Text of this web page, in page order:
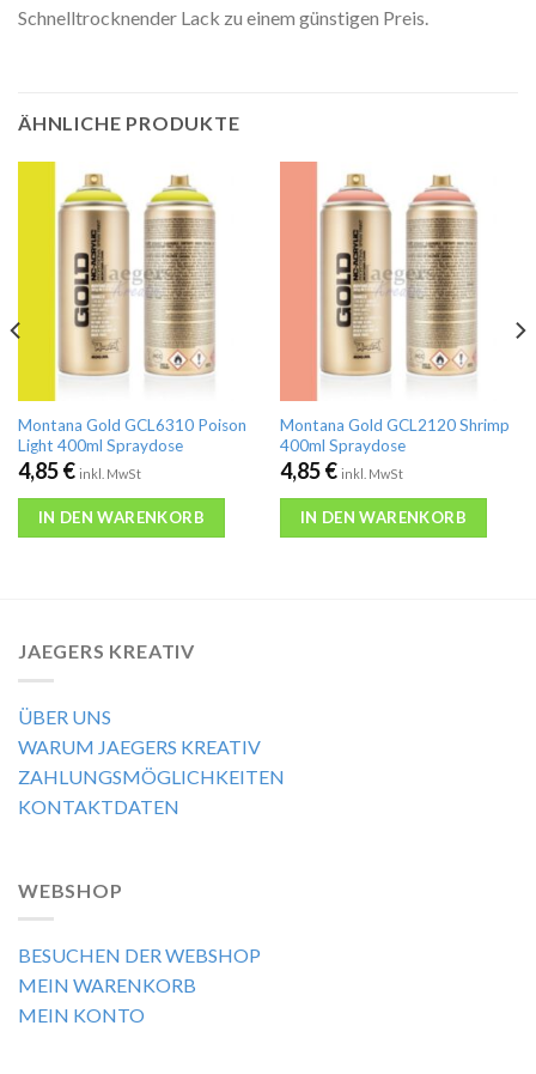
Schnelltrocknender Lack zu einem günstigen Preis.
ÄHNLICHE PRODUKTE
Montana Gold GCL6310 Poison
Light 400ml Spraydose
4,85€ inkl. MwSt
IN DEN WARENKORB
Montana Gold GCL2120 Shrimp
400ml Spraydose
4,85€ inkl. MwSt
IN DEN WARENKORB
JAEGERS KREATIV
ÜBER UNS
WARUM JAEGERS KREATIV
ZAHLUNGSMÖGLICHKEITEN
KONTAKTDATEN
WEBSHOP
BESUCHEN DER WEBSHOP
MEIN WARENKORB
MEIN KONTO